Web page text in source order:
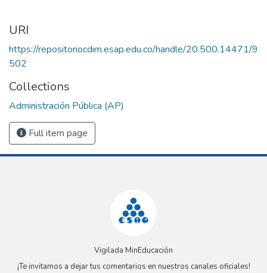
URI
https://repositoriocdim.esap.edu.co/handle/20.500.14471/9
502
Collections
Administración Pública (AP)
Full item page
Vigilada MinEducación
¡Te invitamos a dejar tus comentarios en nuestros canales oficiales!